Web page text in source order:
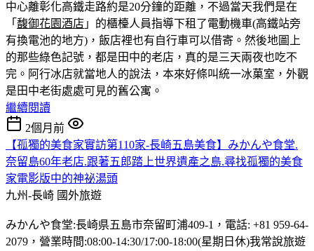
中心離彰化高鐵走路約是20分鐘的距離，不過當天我們是在
「 馥御花園酒店 」的櫃檯人員指導下租了電動機車(高鐵站旁
有換電池的地方)，飯店裡也有自行車可以借寄。然後地圖上
的那些綠色記號，都是田中的老店，真的是三天兩夜也吃不
完。 阿行冰店就當地人的說法，本來好條叫統一冰菓室，外觀
是田中老街處處可見的舊公寓。
繼續閱讀
2個月前
【孤獨的美食家實訪第110家-長崎五島美食】みかんや食堂.
奈留島60年老店.跟著五郎踏上世界遺產之島.尋找孤獨的美食
家電影版中的神祕湯頭
九州-長崎 國外旅遊
みかんや食堂:長崎県五島市奈留町浦409-1，電話: +81 959-64-
2079，營業時間:08:00-14:30/17:00-18:00(星期日休)我常說旅遊